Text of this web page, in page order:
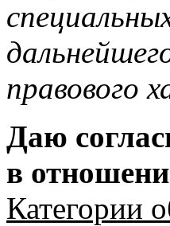
правового
Даю
в
Категории